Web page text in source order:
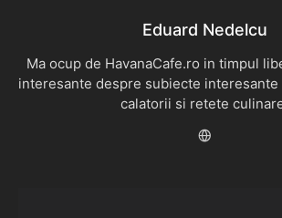
Eduard Nedelcu
Ma ocup de HavanaCafe.ro in timpul
interesante despre subiecte
calatorii si retete